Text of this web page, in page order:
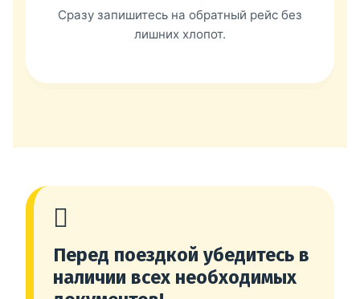
Сразу запишитесь на обратный рейс без
лишних хлопот.
Перед поездкой убедитесь в
наличии всех необходимых